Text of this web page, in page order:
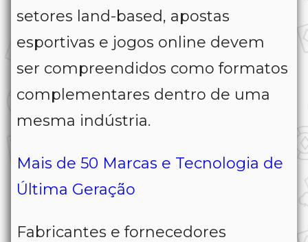
setores land-based, apostas
esportivas e jogos online devem
ser compreendidos como formatos
complementares dentro de uma
mesma indústria.
Mais de 50 Marcas e Tecnologia de
Última Geração
Fabricantes e fornecedores